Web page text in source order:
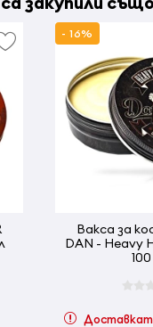
- 16%
Вакса за
DAN - Heavy